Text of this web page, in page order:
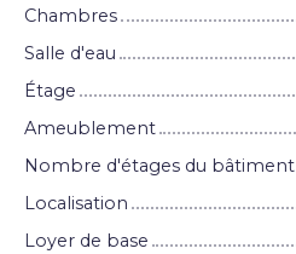
Chambres
Salle d'eau
Étage
Ameublement
Nombre d'étages du bâtiment
Localisation
Loyer de base